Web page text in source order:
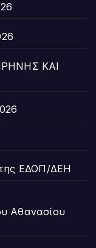
ΚΑΙ
ΕΔΟΠ/ΔΕΗ
Αθανασίου